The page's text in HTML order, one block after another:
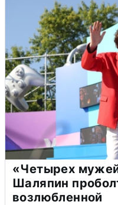
«Четырех
Шаляпин
возлюбленной